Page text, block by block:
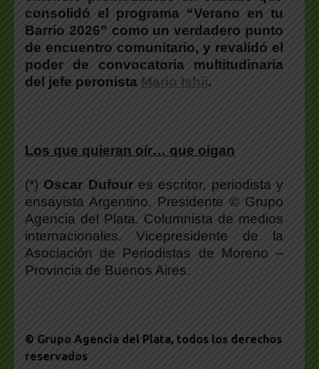
consolidó el programa “Verano en tu
Barrio 2026” como un verdadero punto
de encuentro comunitario, y revalidó el
poder de convocatoria multitudinaria
del jefe peronista Mario Ishii.
Los que quieran oír… que oigan
(*) Oscar Dufour es escritor, periodista y
ensayista Argentino. Presidente © Grupo
Agencia del Plata. Columnista de medios
internacionales. Vicepresidente de la
Asociación de Periodistas de Moreno –
Provincia de Buenos Aires.
© Grupo Agencia del Plata, todos los derechos
reservados